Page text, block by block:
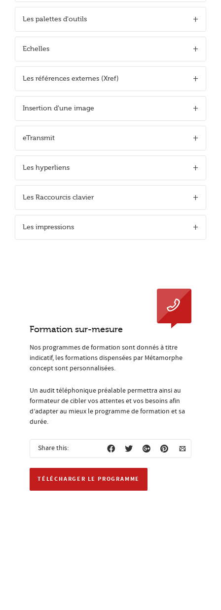
Les palettes d'outils
Echelles
Les références externes (Xref)
Insertion d'une image
eTransmit
Les hyperliens
Les Raccourcis clavier
Les impressions
Formation sur-mesure
Nos programmes de formation sont donnés à titre
indicatif, les formations dispensées par Métamorphe
concept sont personnalisées.
Un audit téléphonique préalable permettra ainsi au
formateur de cibler vos attentes et vos besoins afin
d’adapter au mieux le programme de formation et sa
durée.
Share this:
TÉLÉCHARGER LE PROGRAMME